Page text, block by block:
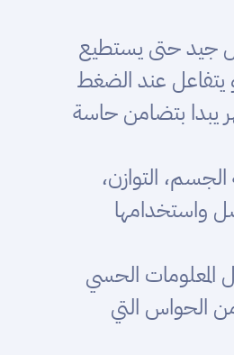
جيد حتى يستطيع
عند الضغط
يبدا بتضامن حاسة
التوازن،
واستخدامها
الحسي
الحواس التي